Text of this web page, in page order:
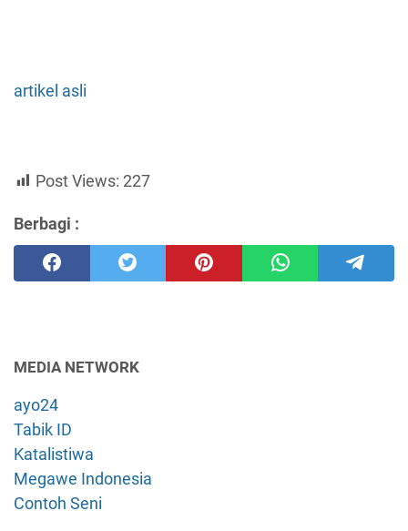
artikel asli
Post Views: 227
Berbagi :
MEDIA NETWORK
ayo24
Tabik ID
Katalistiwa
Megawe Indonesia
Contoh Seni